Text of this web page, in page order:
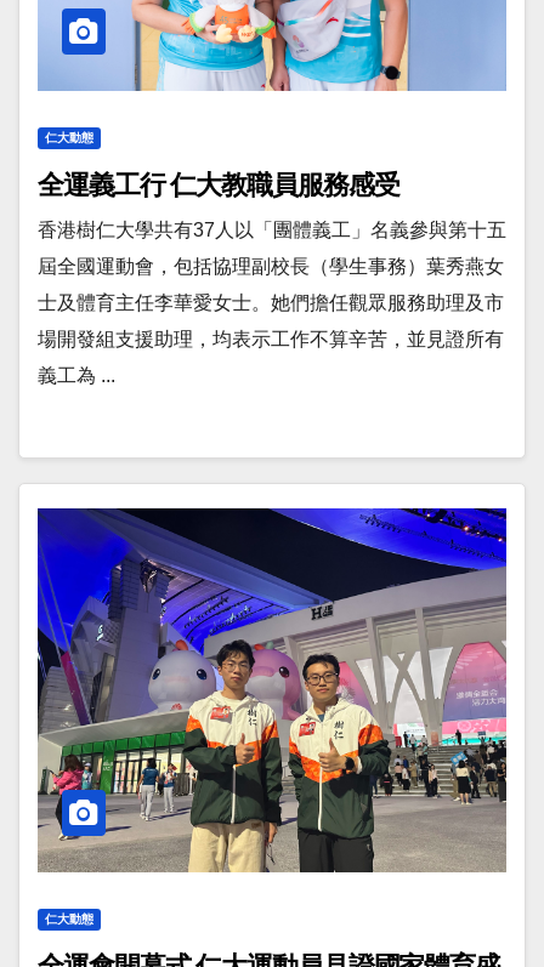
仁大動態
全運義工行 仁大教職員服務感受
香港樹仁大學共有37人以「團體義工」名義參與第十五
屆全國運動會，包括協理副校長（學生事務）葉秀燕女
士及體育主任李華愛女士。她們擔任觀眾服務助理及市
場開發組支援助理，均表示工作不算辛苦，並見證所有
義工為 ...
仁大動態